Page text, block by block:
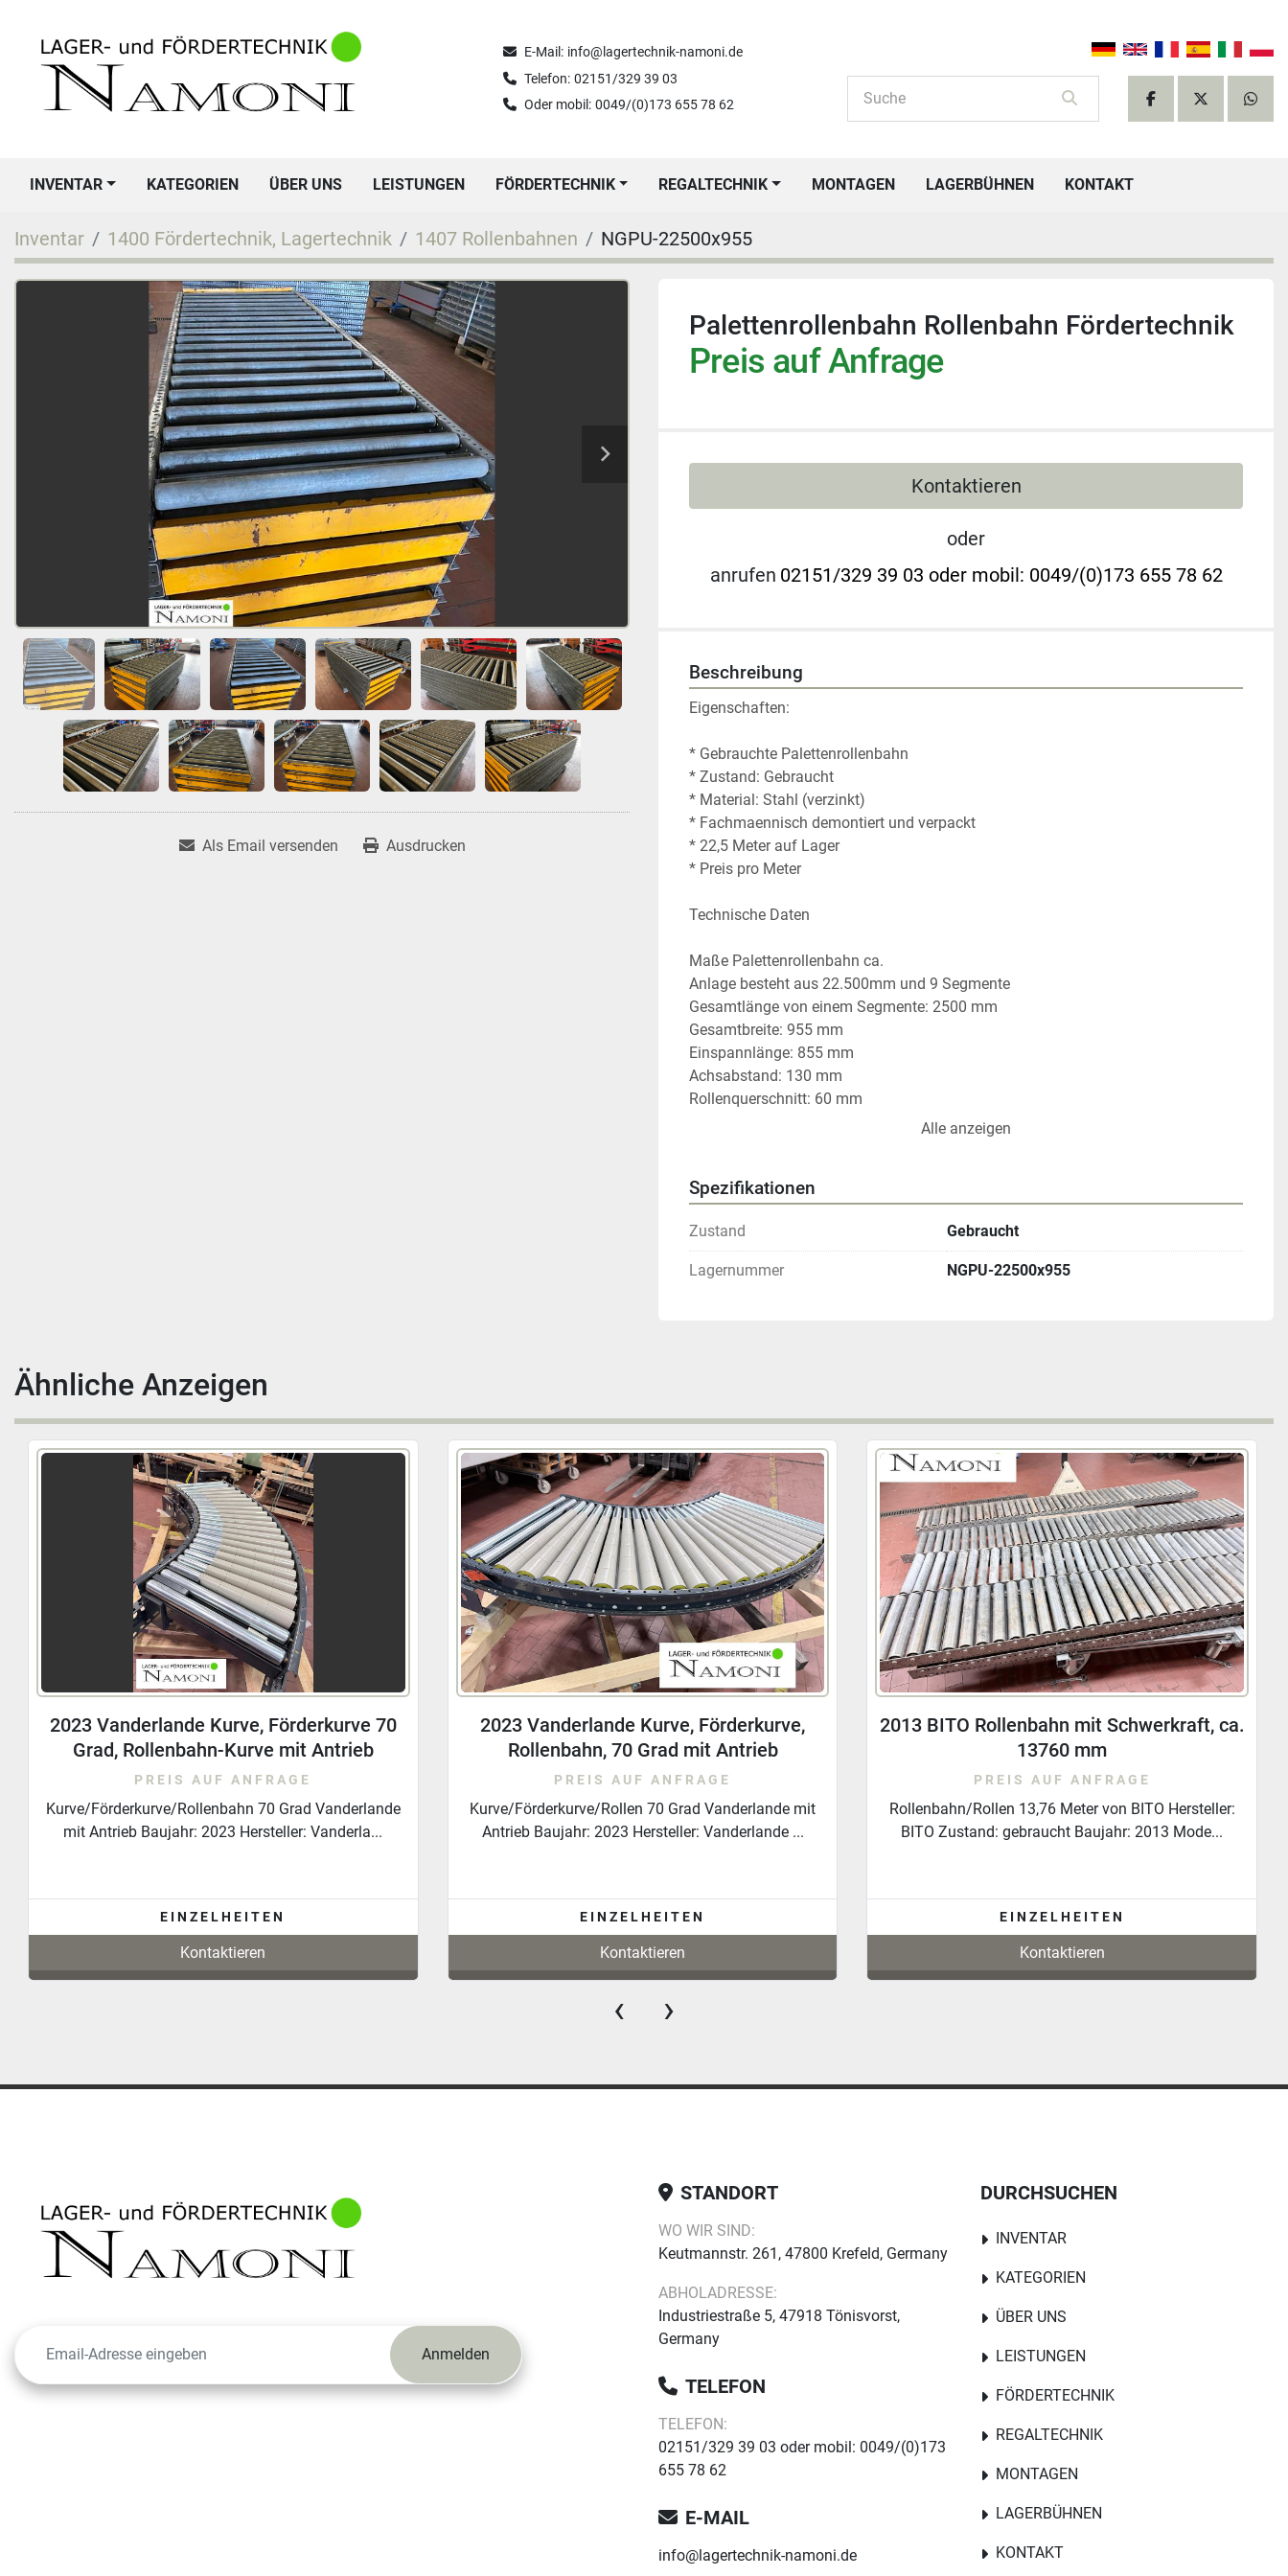
E-Mail: info@lagertechnik-namoni.de
Telefon: 02151/329 39 03
Oder mobil: 0049/(0)173 655 78 62 facebooktwitter
INVENTAR KATEGORIEN ÜBER UNS LEISTUNGEN FÖRDERTECHNIK REGALTECHNIK MONTAGEN LAGERBÜHNEN KONTAKT
Inventar 1400 Fördertechnik, Lagertechnik 1407 Rollenbahnen NGPU-22500x955
Als Email versenden Ausdrucken
Palettenrollenbahn Rollenbahn Fördertechnik
Preis auf Anfrage
Kontaktieren
oder
anrufen 02151/329 39 03 oder mobil: 0049/(0)173 655 78 62
Beschreibung
Eigenschaften:
* Gebrauchte Palettenrollenbahn
* Zustand: Gebraucht
* Material: Stahl (verzinkt)
* Fachmaennisch demontiert und verpackt
* 22,5 Meter auf Lager
* Preis pro Meter
Technische Daten
Maße Palettenrollenbahn ca.
Anlage besteht aus 22.500mm und 9 Segmente
Gesamtlänge von einem Segmente: 2500 mm
Gesamtbreite: 955 mm
Einspannlänge: 855 mm
Achsabstand: 130 mm
Rollenquerschnitt: 60 mm
Palettenrollenbahn
Durch die hervorragende Verarbeitung der Palettenrollenbahn gleitet Ihr Material,
selbst unter hoher Belastung, sanft zum Bestimmungsort.
Montagefragen. Teilen Sie uns dazu einfach Ihren Bedarf und die örtlichen
Gegebenheiten mit.
Nutzen Sie unsere langjährige Erfahrung und unser hervorragendes Netzwerk an
Fachleuten. Für Unternehmen der verschiedensten Branchen, wie z.B.: Logistik,
Pharmaindustrie, Handwerk oder die Elektronikbranche haben wir bereits
erfolgreich Projekte realisiert.
Gemeinsam werden wir Wege erarbeiten, um Ihren Ablauf und Materialfluss
kostengünstig und nachhaltig zu optimieren. Selbst vollautomatische
Sortiertechnik oder ergänzende Komponenten wie Kommissionierregale oder
Behälter können wir Ihnen anbieten.
Alle anzeigen
Spezifikationen
Zustand Gebraucht
Lagernummer NGPU-22500x955
Ähnliche Anzeigen
2023 Vanderlande Kurve, Förderkurve,
Rollenbahn, 70 Grad mit Antrieb
PREIS AUF ANFRAGE
Kurve/Förderkurve/Rollen 70 Grad Vanderlande mit
Antrieb Baujahr: 2023 Hersteller: Vanderlande ...
EINZELHEITEN
Kontaktieren
2013 BITO Rollenbahn mit Schwerkraft, ca.
13760 mm
PREIS AUF ANFRAGE
Rollenbahn/Rollen 13,76 Meter von BITO Hersteller:
BITO Zustand: gebraucht Baujahr: 2013 Mode...
EINZELHEITEN
Kontaktieren
u Rollenbahnkurve 90 Grad, Fördertechnik,
Rollenbahn mit Antrieb
PREIS AUF ANFRAGE
Rollenbahnkurve/ Kurve 90 Grad Zustand: Gebraucht
Modell: Rollen Typ: 90 Grad Gesamtbreite Au...
EINZELHEITEN
Kontaktieren
‹ ›
Anmelden
STANDORT
WO WIR SIND:
Keutmannstr. 261, 47800 Krefeld, Germany
ABHOLADRESSE:
Industriestraße 5, 47918 Tönisvorst,
Germany
TELEFON
TELEFON:
02151/329 39 03 oder mobil: 0049/(0)173
655 78 62
E-MAIL
info@lagertechnik-namoni.de
DURCHSUCHEN
INVENTAR
KATEGORIEN
ÜBER UNS
LEISTUNGEN
FÖRDERTECHNIK
REGALTECHNIK
MONTAGEN
LAGERBÜHNEN
KONTAKT